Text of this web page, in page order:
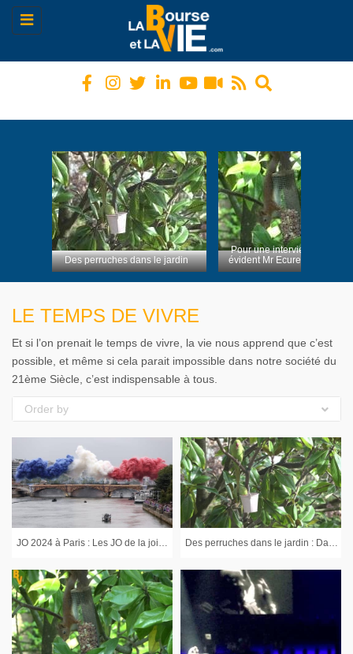
Toggle
navigation
Pour une interview pas
évident Mr Ecureuil
Phil Collins et son fils
LE TEMPS DE VIVRE
Et si l’on prenait le temps de vivre, la vie nous apprend que c’est
possible, et même si cela parait impossible dans notre société du
21ème Siècle, c’est indispensable à tous.
Order by
JO 2024 à Paris : Les JO de la joie retrouvée : Parenthèse Française 🇫🇷 Des perruches dans le jardin : Dans le 92, ces perruches ont pris des habitudes